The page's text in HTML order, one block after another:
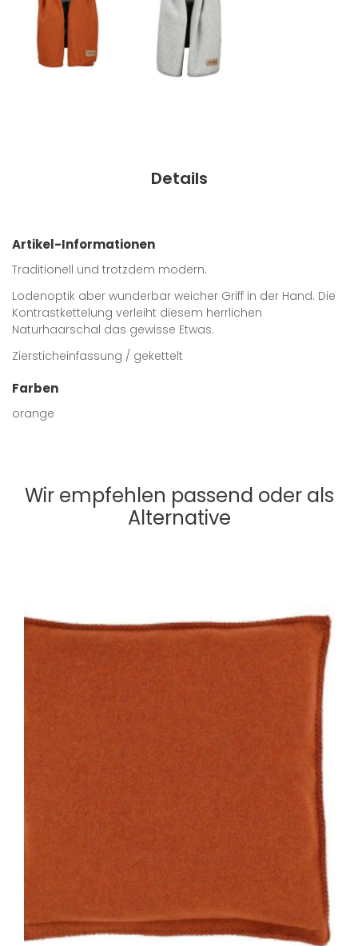
Details
Artikel-Informationen
Traditionell und trotzdem modern.
Lodenoptik aber wunderbar weicher Griff in der Hand. Die
Kontrastkettelung verleiht diesem herrlichen
Naturhaarschal das gewisse Etwas.
Ziersticheinfassung / gekettelt
Farben
orange
Wir empfehlen passend oder als
Alternative